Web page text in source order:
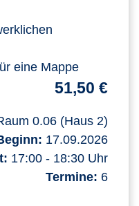
eine Mappe
51,50 €
0.06 (Haus 2)
17.09.2026
17:00 - 18:30 Uhr
Termine: 6